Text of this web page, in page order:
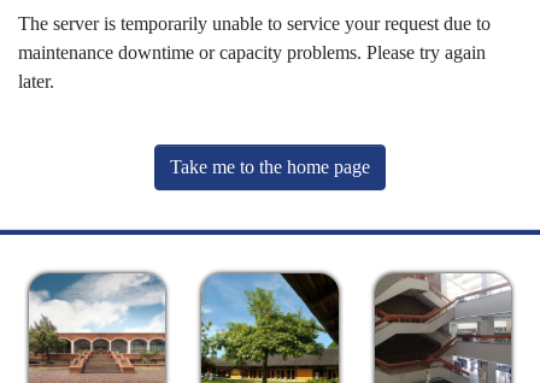
The server is temporarily unable to service your request due to
maintenance downtime or capacity problems. Please try again
later.
Take me to the home page